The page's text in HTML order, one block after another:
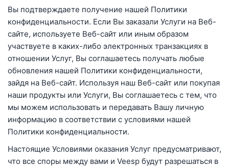
Вы подтверждаете получение нашей Политики
конфиденциальности. Если Вы заказали Услуги на Веб-
сайте, используете Веб-сайт или иным образом
участвуете в каких-либо электронных транзакциях в
отношении Услуг, Вы соглашаетесь получать любые
обновления нашей Политики конфиденциальности,
зайдя на Веб-сайт. Используя наш Веб-сайт или покупая
наши продукты или Услуги, Вы соглашаетесь с тем, что
мы можем использовать и передавать Вашу личную
информацию в соответствии с условиями нашей
Политики конфиденциальности.
Настоящие Условиями оказания Услуг предусматривают,
что все споры между вами и Veesp будут разрешаться в